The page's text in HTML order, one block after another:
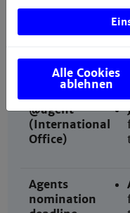
nomination
@agent
(International
Office)
Agents
nomination
Alle Cookies
ablehnen